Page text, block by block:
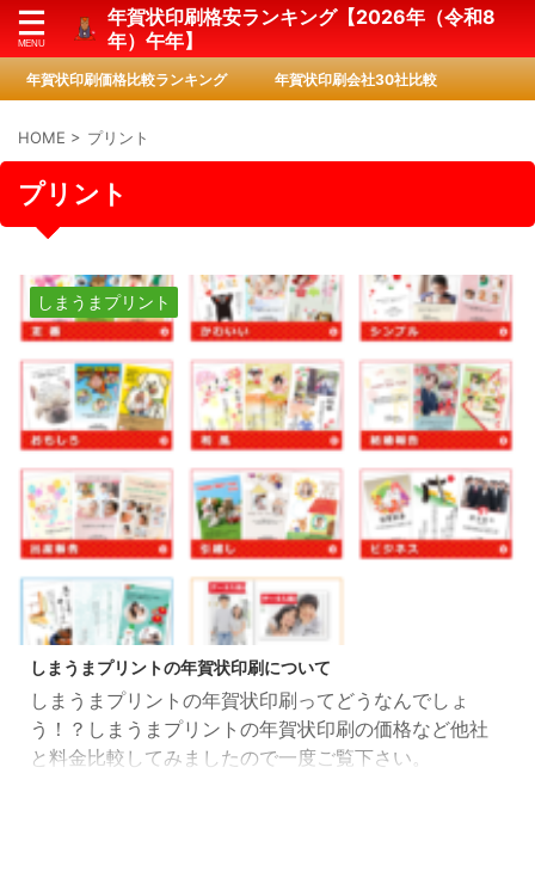
年賀状印刷格安ランキング【2026年（令和8
年）午年】
年賀状印刷価格比較ランキング 年賀状印刷会社30社比較
HOME > プリント
プリント
しまうまプリント
しまうまプリントの年賀状印刷について
しまうまプリントの年賀状印刷ってどうなんでしょ
う！？しまうまプリントの年賀状印刷の価格など他社
と料金比較してみましたので一度ご覧下さい。